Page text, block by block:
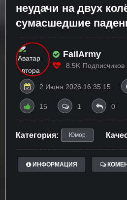
неудачи на двух
сумасшедшие
FailArmy
8.5K Подписчиков
2 Июня 2026 16:35:15
15 1 0
Категория: Юмор
ИНФОРМАЦИЯ